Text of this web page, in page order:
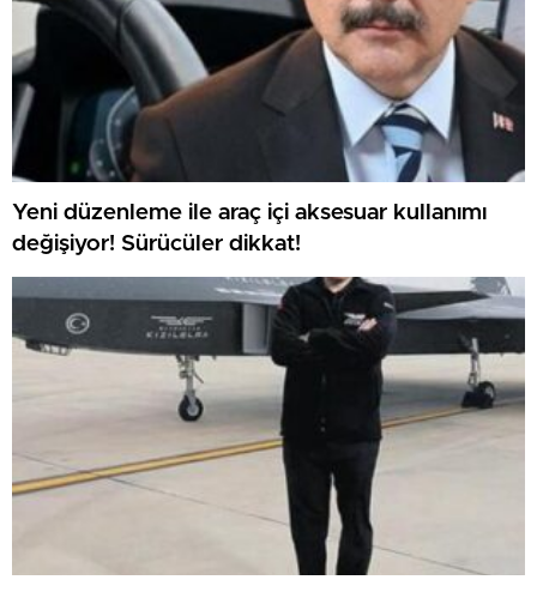
Yeni düzenleme ile araç içi aksesuar kullanımı
değişiyor! Sürücüler dikkat!